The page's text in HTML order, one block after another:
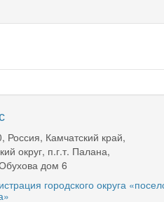
Россия, Камчатский край,
округ, п.г.т. Палана,
дом 6
городского округа